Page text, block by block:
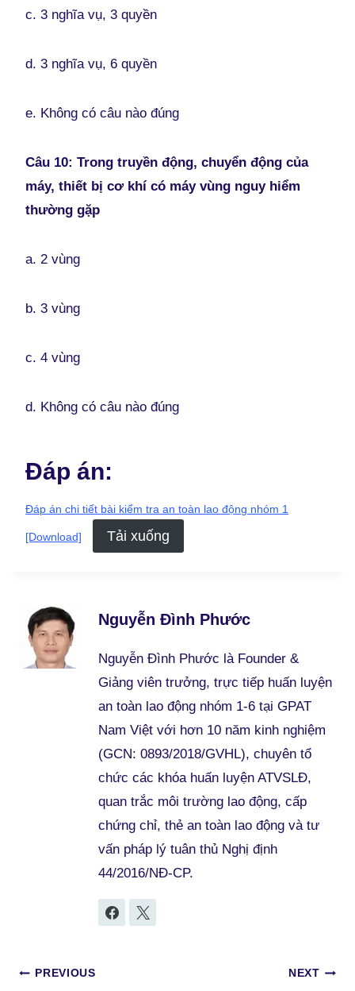
c. 3 nghĩa vụ, 3 quyền
d. 3 nghĩa vụ, 6 quyền
e. Không có câu nào đúng
Câu 10: Trong truyền động, chuyển động của
máy, thiết bị cơ khí có máy vùng nguy hiểm
thường gặp
a. 2 vùng
b. 3 vùng
c. 4 vùng
d. Không có câu nào đúng
Đáp án:
Đáp án chi tiết bài kiểm tra an toàn lao động nhóm 1
[Download] Tải xuống
Nguyễn Đình Phước
Nguyễn Đình Phước là Founder &
Giảng viên trưởng, trực tiếp huấn luyện
an toàn lao động nhóm 1-6 tại GPAT
Nam Việt với hơn 10 năm kinh nghiệm
(GCN: 0893/2018/GVHL), chuyên tổ
chức các khóa huấn luyện ATVSLĐ,
quan trắc môi trường lao động, cấp
chứng chỉ, thẻ an toàn lao động và tư
vấn pháp lý tuân thủ Nghị định
44/2016/NĐ-CP.
Điều
PREVIOUS NEXT